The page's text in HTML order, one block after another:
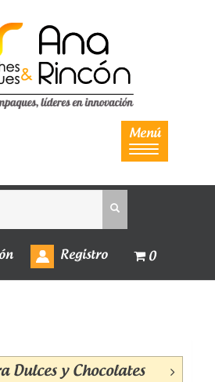
Menú
Registro 0
Dulces y Chocolates